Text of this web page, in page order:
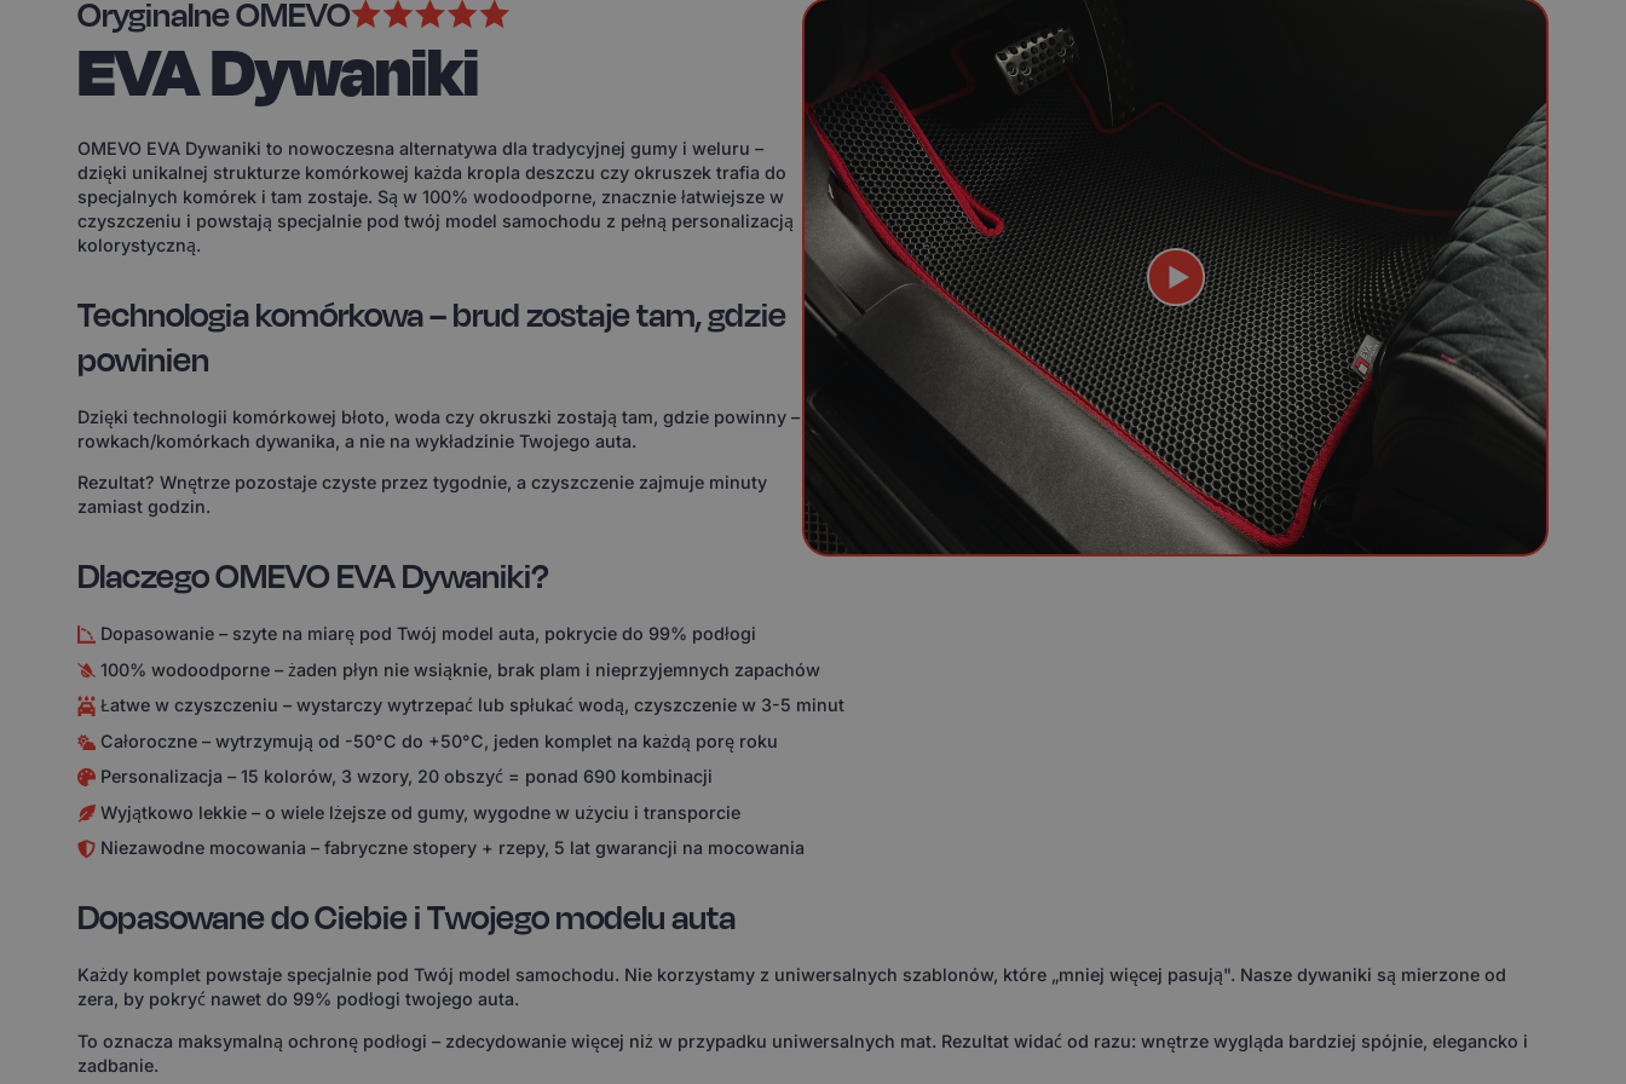
Oryginalne OMEVO
EVA Dywaniki
OMEVO EVA Dywaniki to nowoczesna alternatywa dla tradycyjnej gumy i weluru –
dzięki unikalnej strukturze komórkowej każda kropla deszczu czy okruszek trafia do
specjalnych komórek i tam zostaje. Są w 100% wodoodporne, znacznie łatwiejsze w
czyszczeniu i powstają specjalnie pod twój model samochodu z pełną personalizacją
kolorystyczną.
Technologia komórkowa – brud zostaje tam, gdzie
powinien
Dzięki technologii komórkowej błoto, woda czy okruszki zostają tam, gdzie powinny –
rowkach/komórkach dywanika, a nie na wykładzinie Twojego auta.
Rezultat? Wnętrze pozostaje czyste przez tygodnie, a czyszczenie zajmuje minuty
zamiast godzin.
Dlaczego OMEVO EVA Dywaniki?
Dopasowanie – szyte na miarę pod Twój model auta, pokrycie do 99% podłogi
100% wodoodporne – żaden płyn nie wsiąknie, brak plam i nieprzyjemnych zapachów
Łatwe w czyszczeniu – wystarczy wytrzepać lub spłukać wodą, czyszczenie w 3-5 minut
Całoroczne – wytrzymują od -50°C do +50°C, jeden komplet na każdą porę roku
Personalizacja – 15 kolorów, 3 wzory, 20 obszyć = ponad 690 kombinacji
Wyjątkowo lekkie – o wiele lżejsze od gumy, wygodne w użyciu i transporcie
Niezawodne mocowania – fabryczne stopery + rzepy, 5 lat gwarancji na mocowania
Dopasowane do Ciebie i Twojego modelu auta
Każdy komplet powstaje specjalnie pod Twój model samochodu. Nie korzystamy z uniwersalnych szablonów, które „mniej więcej pasują". Nasze dywaniki są mierzone od
zera, by pokryć nawet do 99% podłogi twojego auta.
To oznacza maksymalną ochronę podłogi – zdecydowanie więcej niż w przypadku uniwersalnych mat. Rezultat widać od razu: wnętrze wygląda bardziej spójnie, elegancko i
zadbanie.